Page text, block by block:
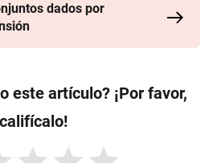
dados por
este artículo? ¡Por favor,
califícalo!